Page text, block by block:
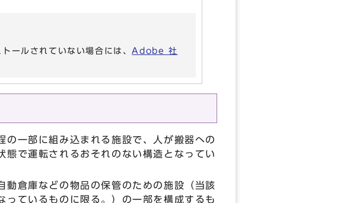
ールされていない場合には、Adobe 社
の一部に組み込まれる施設で、人が搬器への
で運転されるおそれのない構造となってい
動倉庫などの物品の保管のための施設（当該
ているものに限る。）の一部を構成するも